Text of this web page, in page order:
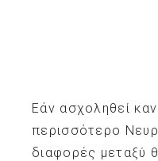
Εάν ασχοληθεί
περισσότερο
διαφορές μεταξύ